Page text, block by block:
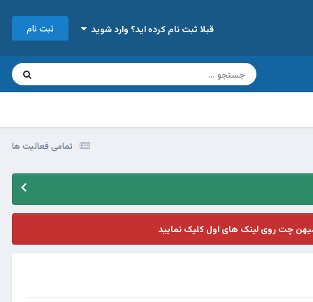
قبلا ثبت نام کرده اید؟ وارد شوید ثبت نام
تمامی فعالیت ها
چت روی لینک های اول کلیک نمایید